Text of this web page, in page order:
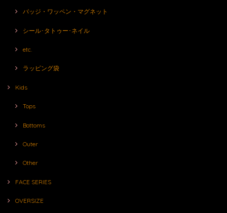
バッジ・ワッペン・マグネット
シール･タトゥー･ネイル
etc.
ラッピング袋
Kids
Tops
Bottoms
Outer
Other
FACE SERIES
OVERSIZE